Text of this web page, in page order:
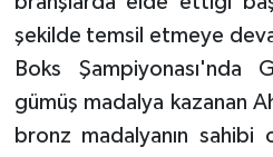
şekilde temsil etmeye
Boks Şampiyonası'nda
gümüş madalya kazanan
bronz madalyanın